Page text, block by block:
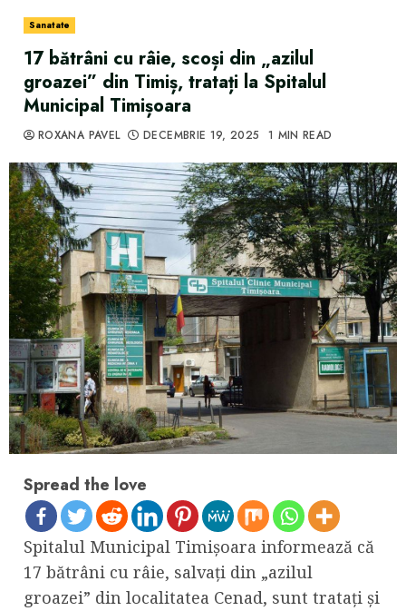
Sanatate
17 bătrâni cu râie, scoși din „azilul
groazei” din Timiș, tratați la Spitalul
Municipal Timișoara
ROXANA PAVEL DECEMBRIE 19, 2025 1 MIN READ
Spread the love
Spitalul Municipal Timișoara informează că
17 bătrâni cu râie, salvați din „azilul
groazei” din localitatea Cenad, sunt tratați și